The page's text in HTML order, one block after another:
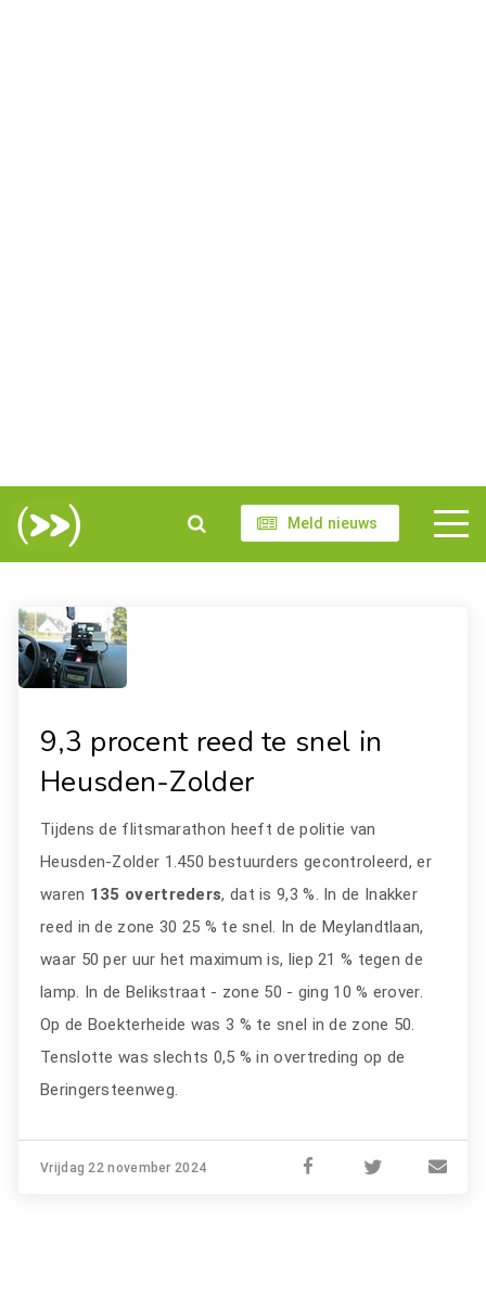
Meld nieuws
9,3 procent reed te snel in
Heusden-Zolder
Tijdens de flitsmarathon heeft de politie van
Heusden-Zolder 1.450 bestuurders gecontroleerd, er
waren 135 overtreders, dat is 9,3 %. In de Inakker
reed in de zone 30 25 % te snel. In de Meylandtlaan,
waar 50 per uur het maximum is, liep 21 % tegen de
lamp. In de Belikstraat - zone 50 - ging 10 % erover.
Op de Boekterheide was 3 % te snel in de zone 50.
Tenslotte was slechts 0,5 % in overtreding op de
Beringersteenweg.
Vrijdag 22 november 2024